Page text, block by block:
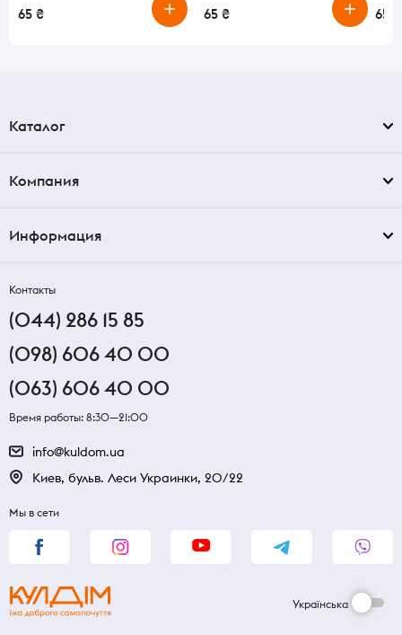
65 ₴ 65 ₴ 65 ₴
Каталог
Компания
Информация
Контакты
(044) 286 15 85
(098) 606 40 00
(063) 606 40 00
Время работы: 8:30—21:00
info@kuldom.ua
Киев, бульв. Леси Украинки, 20/22
Мы в сети
Українська